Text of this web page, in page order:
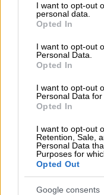
not limited to your
grant or deny
use your data for
consent section.
I want to opt-out
personal data.
Opted In
I want to opt-out
Personal Data.
Opted In
I want to opt-out
Personal Data for
Opted In
I want to opt-out
Retention, Sale,
Personal Data
Purposes for
Opted Out
Google consents
επικοινωνία
τον Νίκο Βούτση
ενημερώθηκε
άμεσα με τον
αποφάσισαν
άμεσα τη
το νόμο εφικτό
χθες το
επικοινώνησε με